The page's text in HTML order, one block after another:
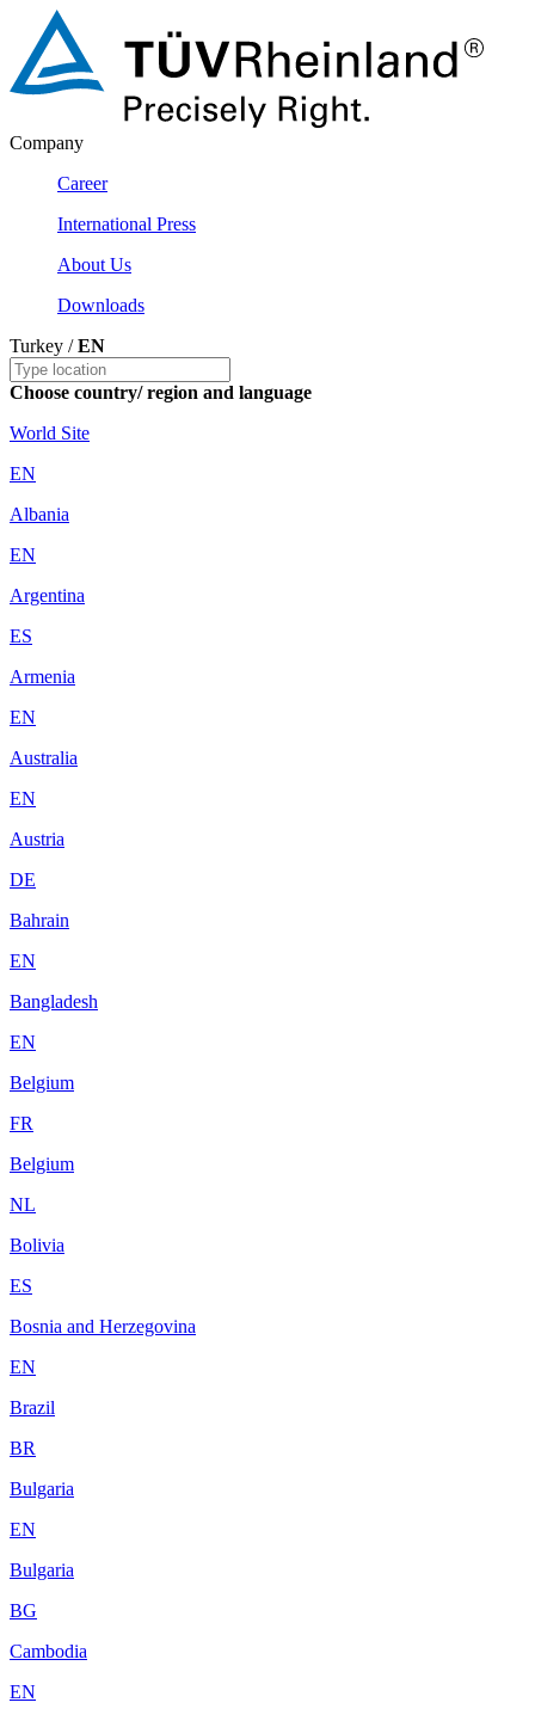
Company
Career
International Press
About Us
Downloads
Turkey /EN
Choose country/ region and language
World Site
EN
Albania
EN
Argentina
ES
Armenia
EN
Australia
EN
Austria
DE
Bahrain
EN
Bangladesh
EN
Belgium
FR
Belgium
NL
Bolivia
ES
Bosnia and Herzegovina
EN
Brazil
BR
Bulgaria
EN
Bulgaria
BG
Cambodia
EN